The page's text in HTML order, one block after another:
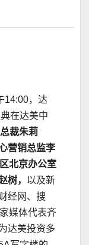
14:00，达
在达美中
裁朱莉
营销总监李
北京办公室
树， 以及新
经网、搜
媒体代表齐
达美投资多